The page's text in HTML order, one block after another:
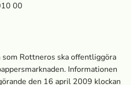
00
som Rottneros ska offentliggöra
Informationen
den 16 april 2009 klockan